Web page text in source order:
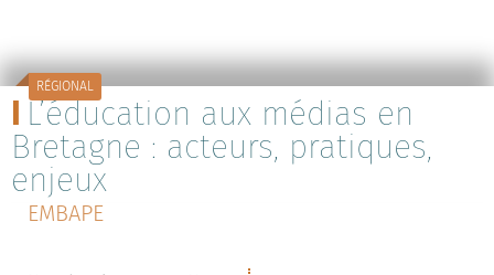
RÉGIONAL
L’éducation aux médias en
Bretagne : acteurs, pratiques,
enjeux
EMBAPE